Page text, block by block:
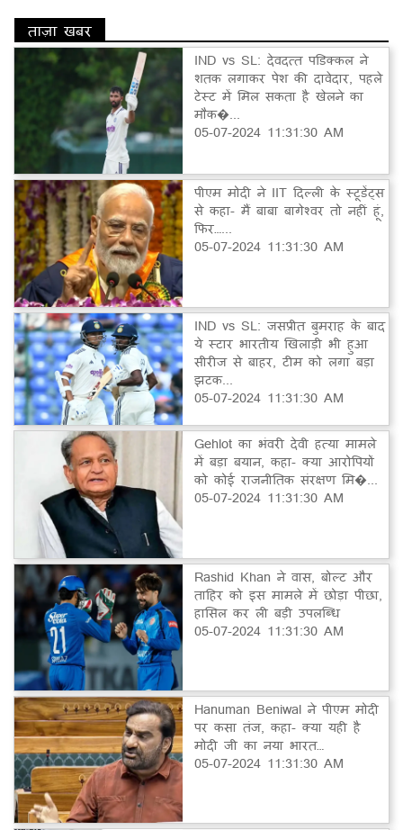
ताज़ा खबर
IND vs SL: देवदत्त पडिक्कल ने
शतक लगाकर पेश की दावेदार, पहले
टेस्ट में मिल सकता है खेलने का
मौक�...
05-07-2024 11:31:30 AM
पीएम मोदी ने IIT दिल्ली के स्टूडेंट्स
से कहा- मैं बाबा बागेश्वर तो नहीं हूं,
फिर…...
05-07-2024 11:31:30 AM
IND vs SL: जसप्रीत बुमराह के बाद
ये स्टार भारतीय खिलाड़ी भी हुआ
सीरीज से बाहर, टीम को लगा बड़ा
झटक...
05-07-2024 11:31:30 AM
Gehlot का भंवरी देवी हत्या मामले
में बड़ा बयान, कहा- क्या आरोपियों
को कोई राजनीतिक संरक्षण मि�...
05-07-2024 11:31:30 AM
Rashid Khan ने वास, बोल्ट और
ताहिर को इस मामले में छोड़ा पीछा,
हासिल कर ली बड़ी उपलब्धि
05-07-2024 11:31:30 AM
Hanuman Beniwal ने पीएम मोदी
पर कसा तंज, कहा- क्या यही है
मोदी जी का नया भारत…
05-07-2024 11:31:30 AM